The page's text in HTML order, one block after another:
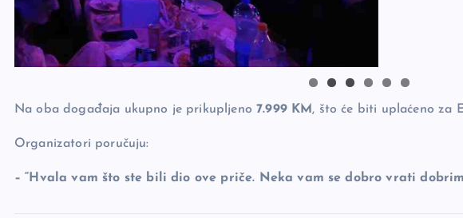
Na oba događaja ukupno je prikupljeno7.999 KM, što će biti uplaćeno za
Organizatori poručuju:
– “Hvala vam što ste bili dio ove priče. Neka vam se dobro vrati